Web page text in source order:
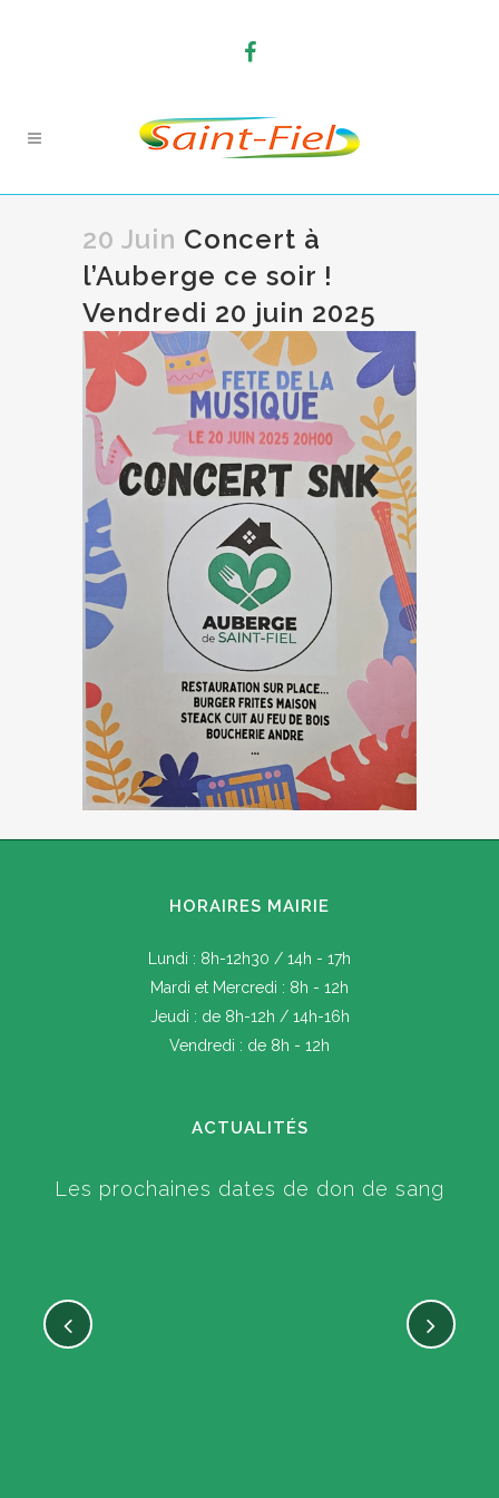
20 Juin Concert à
l’Auberge ce soir !
Vendredi 20 juin 2025
HORAIRES MAIRIE
Lundi : 8h-12h30 / 14h - 17h
Mardi et Mercredi : 8h - 12h
Jeudi : de 8h-12h / 14h-16h
Vendredi : de 8h - 12h
ACTUALITÉS
Les prochaines dates de don de sang